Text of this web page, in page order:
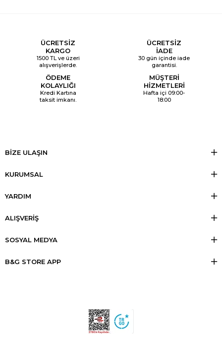
ÜCRETSİZ
KARGO
1500 TL ve üzeri
alışverişlerde.
ÜCRETSİZ
İADE
30 gün içinde iade
garantisi.
ÖDEME
KOLAYLIĞI
Kredi Kartına
taksit imkanı.
MÜŞTERİ
HİZMETLERİ
Hafta içi 09:00-
18:00
BİZE ULAŞIN
KURUMSAL
YARDIM
ALIŞVERİŞ
SOSYAL MEDYA
B&G STORE APP